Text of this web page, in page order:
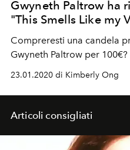
Gwyneth Paltrow ha
"This Smells Like my
Compreresti una candela
Gwyneth Paltrow per 100€?
23.01.2020 di Kimberly Ong
Articoli consigliati